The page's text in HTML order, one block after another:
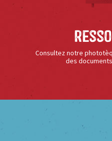
Consultez notre
des